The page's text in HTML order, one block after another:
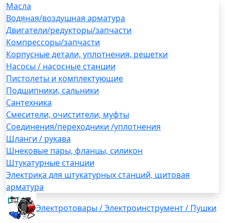
Масла
Водяная/воздушная арматура
Двигатели/редукторы/запчасти
Компрессоры/запчасти
Корпусные детали, уплотнения, решетки
Насосы / насосные станции
Пистолеты и комплектующие
Подшипники, сальники
Сантехника
Смесители, очистители, муфты
Соединения/переходники /уплотнения
Шланги / рукава
Шнековые пары, фланцы, силикон
Штукатурные станции
Электрика для штукатурных станций, щитовая
арматура
Электротовары / Электроинструмент / Пушки